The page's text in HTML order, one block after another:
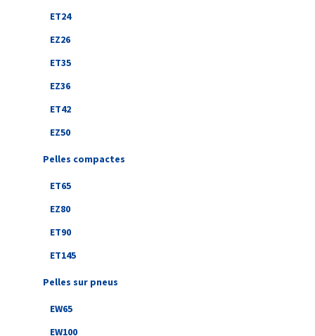
ET24
EZ26
ET35
EZ36
ET42
EZ50
Pelles compactes
ET65
EZ80
ET90
ET145
Pelles sur pneus
EW65
EW100